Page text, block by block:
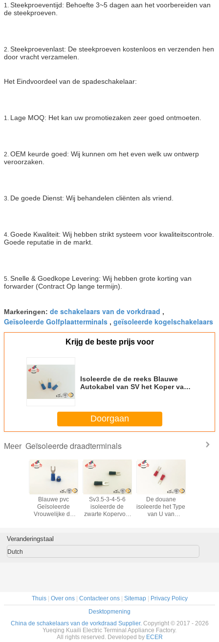
1. Steekproeventijd: Behoefte 3~5 dagen aan het voorbereiden van
de steekproeven.
2. Steekproevenlast: De steekproeven kostenloos en verzenden hen
door vracht verzamelen.
Het Eindvoordeel van de spadeschakelaar:
1. Lage MOQ: Het kan uw promotiezaken zeer goed ontmoeten.
2. OEM keurde goed: Wij kunnen om het even welk uw ontwerp
veroorzaken.
3. De goede Dienst: Wij behandelen cliënten als vriend.
4. Goede Kwaliteit: Wij hebben strikt systeem voor kwaliteitscontrole.
Goede reputatie in de markt.
5. Snelle & Goedkope Levering: Wij hebben grote korting van
forwarder (Contract Op lange termijn).
Markeringen: de schakelaars van de vorkdraad ,
Geïsoleerde Golfplaatterminals , geïsoleerde kogelschakelaars
Krijg de beste prijs voor
Isoleerde de de reeks Blauwe
Autokabel van SV het Koper van
Doorgaan
Meer Geïsoleerde draadterminals
Blauwe pvc
Geïsoleerde
Vrouwelijke de
4/Ingeblikt het
type van U van
kabelhandvat
Sv3.5-3-4-5-6
isoleerde de
zwarte Kopervork
van de
De douane
isoleerde het Type
van U van
van de Vork de
Veranderingstaal
Dutch
Thuis| Over ons| Contacteer ons| Sitemap| Privacy Policy
Desktopmening
China de schakelaars van de vorkdraad Supplier. Copyright © 2017 - 2026
Yueqing Kuaili Electric Terminal Appliance Factory.
All rights reserved. Developed by ECER